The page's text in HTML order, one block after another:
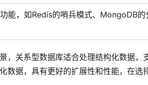
能，如Redis的哨兵模式、MongoDB的
，关系型数据库适合处理结构化数据，
数据，具有更好的扩展性和性能，在选